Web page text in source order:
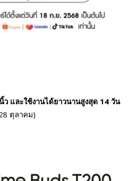
ว และใช้งานได้ยาวนานสูงสุด 14 วัน
ตุลาคม)